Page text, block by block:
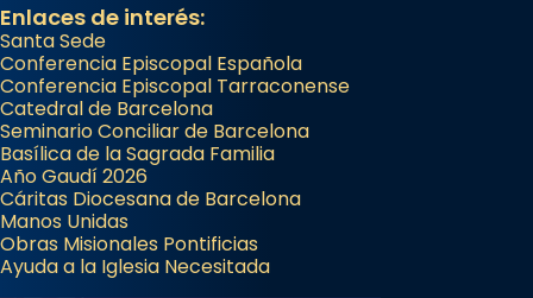
Enlaces de interés:
Santa Sede
Conferencia Episcopal Española
Conferencia Episcopal Tarraconense
Catedral de Barcelona
Seminario Conciliar de Barcelona
Basílica de la Sagrada Familia
Año Gaudí 2026
Cáritas Diocesana de Barcelona
Manos Unidas
Obras Misionales Pontificias
Ayuda a la Iglesia Necesitada